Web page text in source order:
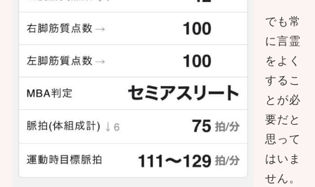
でも常
に言霊
をよく
するこ
とが必
要だと
思って
はいま
せん。